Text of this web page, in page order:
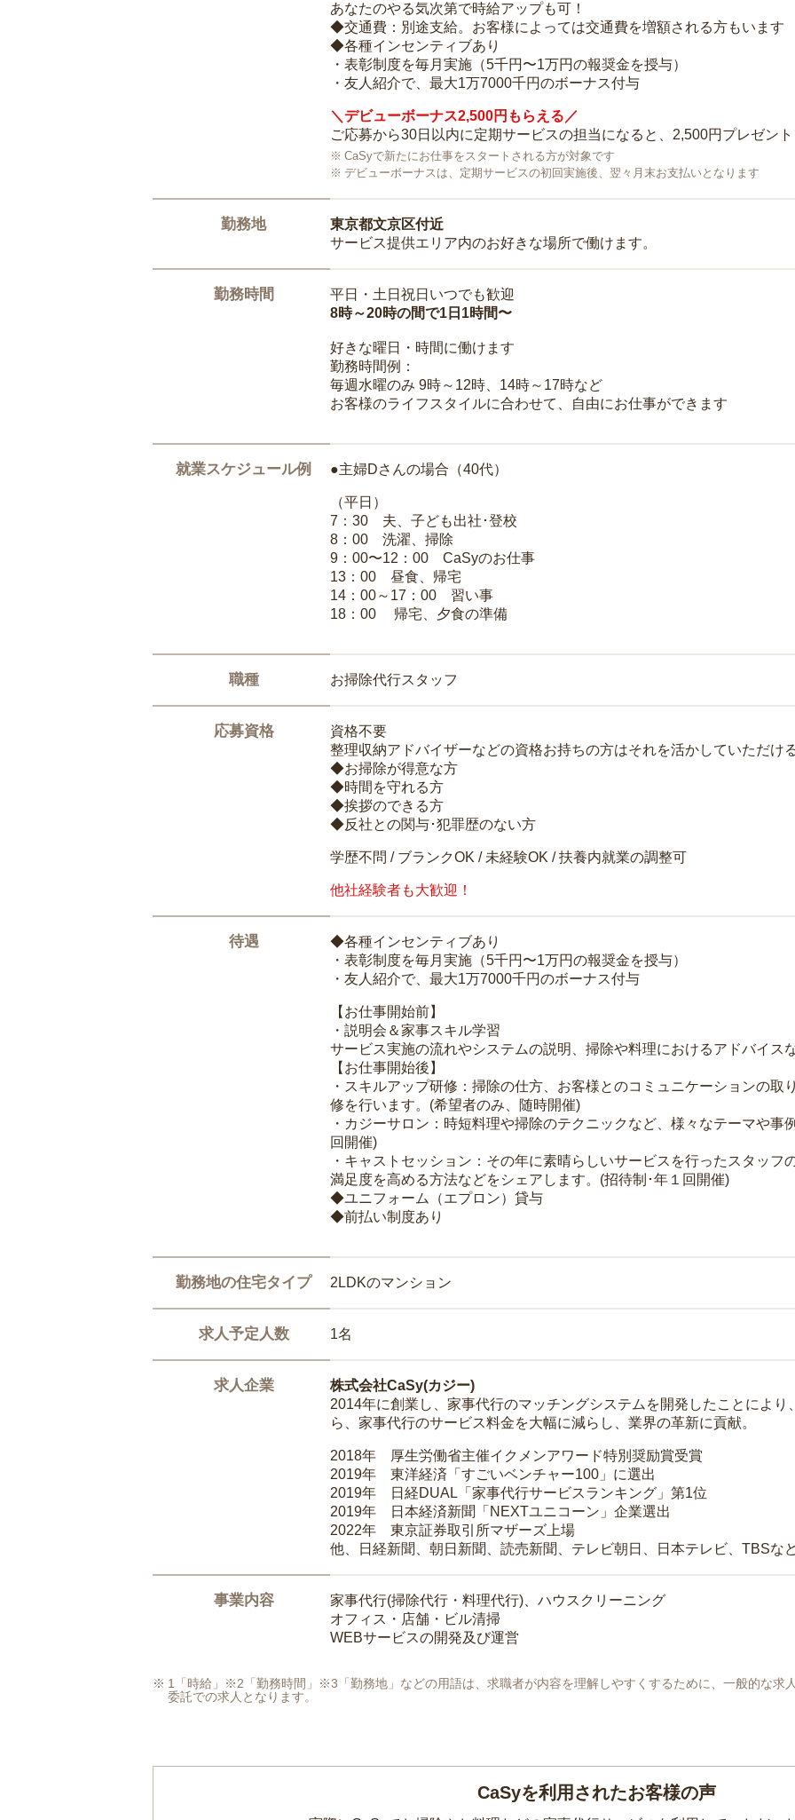
あなたのやる気次第で時給アップも可！
◆交通費：別途支給。お客様によっては交通費を増額される方もいます
◆各種インセンティブあり
・表彰制度を毎月実施（5千円〜1万円の報奨金を授与）
・友人紹介で、最大1万7000千円のボーナス付与
＼デビューボーナス2,500円もらえる／
ご応募から30日以内に定期サービスの担当になると、2,500円プレゼント
CaSyで新たにお仕事をスタートされる方が対象です
デビューボーナスは、定期サービスの初回実施後、翌々月末お支払いとなります
勤務地
東京都文京区付近
サービス提供エリア内のお好きな場所で働けます。
勤務時間
平日・土日祝日いつでも歓迎
8時～20時の間で1日1時間〜
好きな曜日・時間に働けます
勤務時間例：
毎週水曜のみ 9時～12時、14時～17時など
お客様のライフスタイルに合わせて、自由にお仕事ができます
就業スケジュール例 ●主婦Dさんの場合（40代）
（平日）
7：30 夫、子ども出社･登校
8：00 洗濯、掃除
9：00〜12：00 CaSyのお仕事
13：00 昼食、帰宅
14：00～17：00 習い事
18：00 帰宅、夕食の準備
職種 お掃除代行スタッフ
応募資格
資格不要
整理収納アドバイザーなどの資格お持ちの方はそれを活かしていただけ
◆お掃除が得意な方
◆時間を守れる方
◆挨拶のできる方
◆反社との関与･犯罪歴のない方
学歴不問 / ブランクOK / 未経験OK / 扶養内就業の調整可
他社経験者も大歓迎！
待遇
◆各種インセンティブあり
・表彰制度を毎月実施（5千円〜1万円の報奨金を授与）
・友人紹介で、最大1万7000千円のボーナス付与
【お仕事開始前】
・説明会＆家事スキル学習
サービス実施の流れやシステムの説明、掃除や料理におけるアドバイス
【お仕事開始後】
・スキルアップ研修：掃除の仕方、お客様とのコミュニケーションの
修を行います。(希望者のみ、随時開催)
・カジーサロン：時短料理や掃除のテクニックなど、様々なテーマや事
回開催)
・キャストセッション：その年に素晴らしいサービスを行ったスタッ
満足度を高める方法などをシェアします。(招待制･年１回開催)
◆ユニフォーム（エプロン）貸与
◆前払い制度あり
勤務地の住宅タイプ 2LDKのマンション
求人予定人数 1名
求人企業
株式会社CaSy(カジー)
2014年に創業し、家事代行のマッチングシステムを開発したことによ
ら、家事代行のサービス料金を大幅に減らし、業界の革新に貢献。
2018年 厚生労働省主催イクメンアワード特別奨励賞受賞
2019年 東洋経済「すごいベンチャー100」に選出
2019年 日経DUAL「家事代行サービスランキング」第1位
2019年 日本経済新聞「NEXTユニコーン」企業選出
2022年 東京証券取引所マザーズ上場
他、日経新聞、朝日新聞、読売新聞、テレビ朝日、日本テレビ、TBSな
事業内容
家事代行(掃除代行・料理代行)、ハウスクリーニング
オフィス・店舗・ビル清掃
WEBサービスの開発及び運営
1「時給」※2「勤務時間」※3「勤務地」などの用語は、求職者が内容を理解しやすくするために、一般的な求
委託での求人となります。
CaSyを利用されたお客様の声